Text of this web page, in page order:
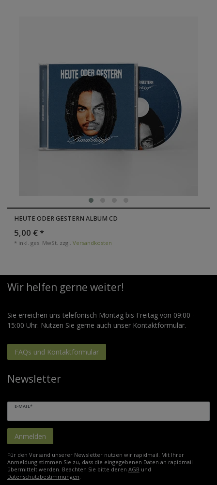
HEUTE ODER GESTERN ALBUM CD
5,00 € *
* inkl. ges. MwSt. zzgl. Versandkosten
Wir helfen gerne weiter!
Sie erreichen uns telefonisch Montag bis Freitag von 09:00 -
15:00 Uhr. Nutzen Sie gerne auch unser Kontaktformular.
FAQs und Kontaktformular
Newsletter
E-MAIL*
Anmelden
Für den Versand unserer Newsletter nutzen wir rapidmail. Mit Ihrer
Anmeldung stimmen Sie zu, dass die eingegebenen Daten an rapidmail
übermittelt werden. Beachten Sie bitte deren AGB und
Datenschutzbestimmungen